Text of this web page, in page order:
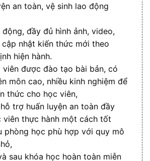
an toàn, vệ sinh lao động
động, đầy đủ hình ảnh, video,
nhật kiến thức mới theo
hiện hành.
được đào tạo bài bản, có
môn cao, nhiều kinh nghiệm để
thức cho học viên,
trợ huấn luyện an toàn đầy
viên thực hành một cách tốt
phòng học phù hợp với quy mô
sau khóa học hoàn toàn miễn